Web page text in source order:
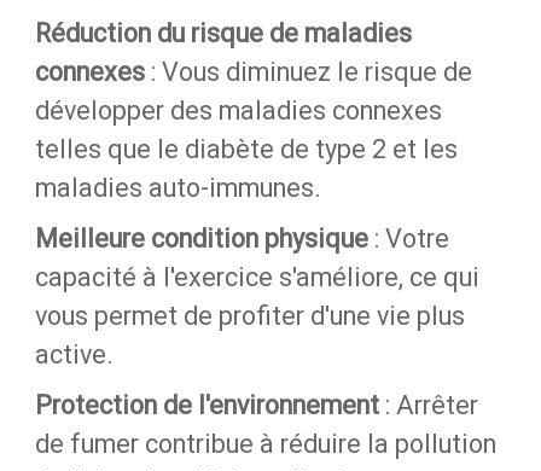
Réduction du risque de maladies
connexes : Vous diminuez le risque de
développer des maladies connexes
telles que le diabète de type 2 et les
maladies auto-immunes.
Meilleure condition physique : Votre
capacité à l'exercice s'améliore, ce qui
vous permet de profiter d'une vie plus
active.
Protection de l'environnement : Arrêter
de fumer contribue à réduire la pollution